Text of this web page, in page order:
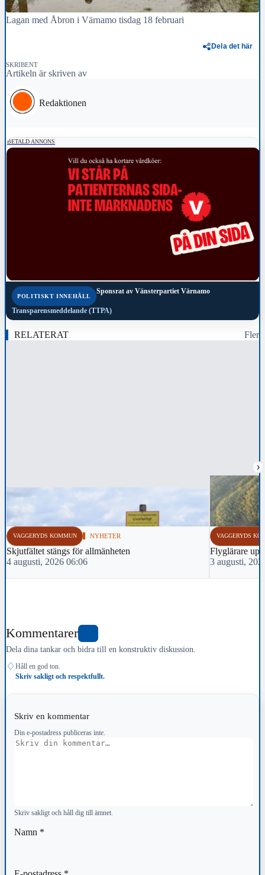
Lagan med Åbron i Värnamo tisdag 18 februari
Dela det här
SKRIBENT
Artikeln är skriven av
Redaktionen
BETALD ANNONS
POLITISKT INNEHÅLL
Sponsrat av Vänsterpartiet Värnamo
Transparensmeddelande (TTPA)
RELATERAT Fler
›
VAGGERYDS KOMMUN NYHETER
Skjutfältet stängs för allmänheten
4 augusti, 2026 06:06
VAGGERYDS
Flyglärare
3 augusti,
Kommentarer
Dela dina tankar och bidra till en konstruktiv diskussion.
♢ Håll en god ton.
Skriv sakligt och respektfullt.
Skriv en kommentar
Din e-postadress publiceras inte.
Kommentar
Skriv sakligt och håll dig till ämnet.
Namn *